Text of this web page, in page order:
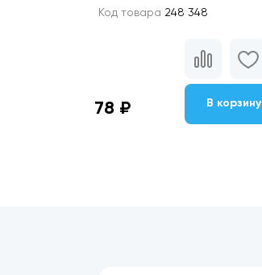
Код товара 248 348
78 ₽ В корзину